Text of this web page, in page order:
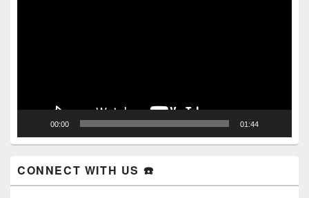
00:00 01:44
CONNECT WITH US ☎️